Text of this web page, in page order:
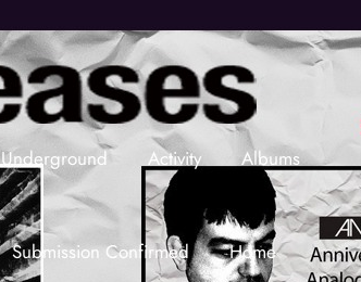
Activity
Albums
Submission Confirmed
Home